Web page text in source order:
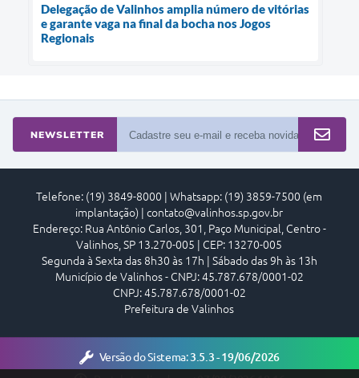
Delegação de Valinhos amplia número de vitórias
e garante vaga na final da bocha nos Jogos
Regionais
NEWSLETTER
Telefone: (19) 3849-8000 | Whatsapp: (19) 3859-7500 (em
implantação) | contato@valinhos.sp.gov.br
Endereço: Rua Antônio Carlos, 301, Paço Municipal, Centro -
Valinhos, SP 13.270-005 | CEP: 13270-005
Segunda à Sexta das 8h30 às 17h | Sábado das 9h às 13h
Município de Valinhos - CNPJ: 45.787.678/0001-02
CNPJ: 45.787.678/0001-02
Prefeitura de Valinhos
Versão do Sistema:3.5.3 - 19/06/2026